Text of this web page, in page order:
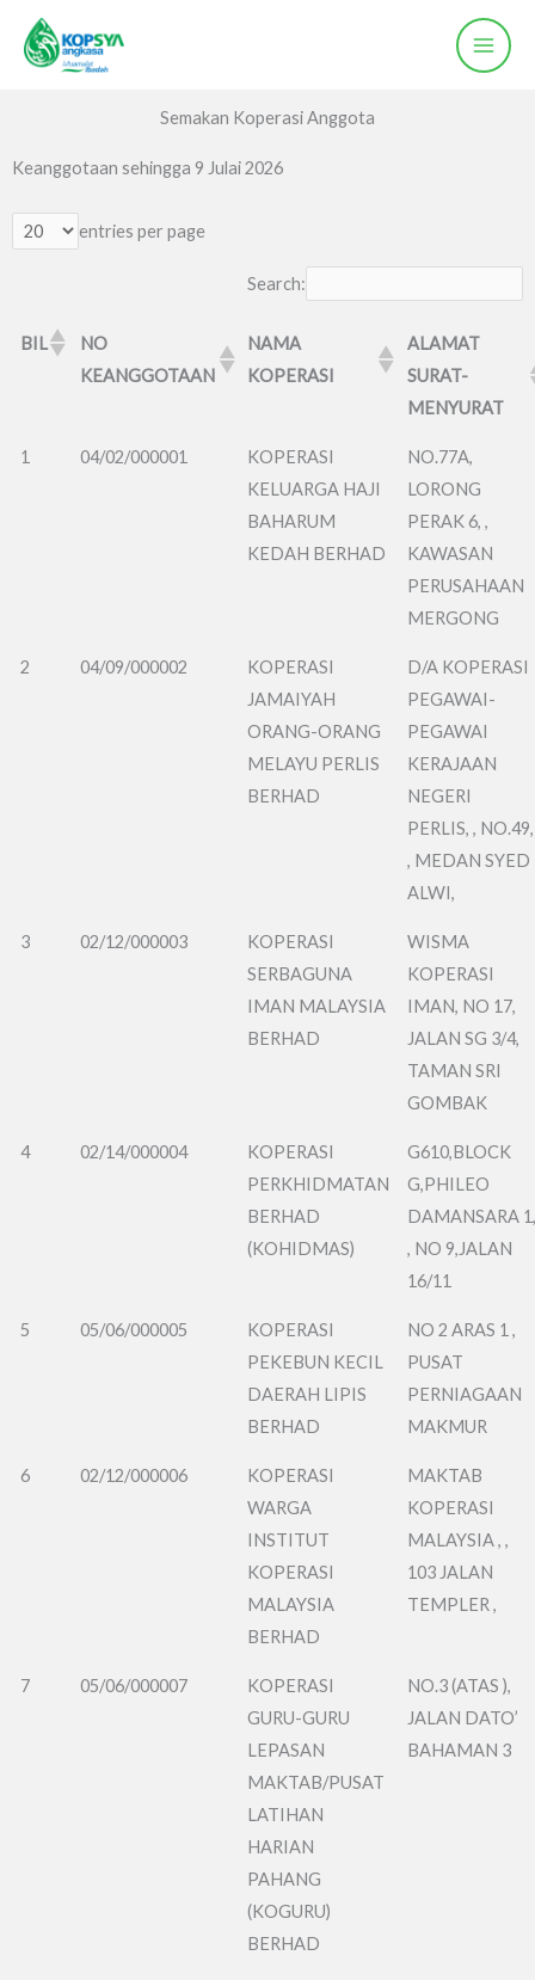
Semakan Koperasi Anggota
Keanggotaan sehingga 9 Julai 2026
entries per page
Search:
BIL
NO
KEANGGOTAAN
NAMA
KOPERASI
ALAMAT
SURAT-
MENYURAT
1 04/02/000001
KOPERASI
KELUARGA HAJI
BAHARUM
KEDAH BERHAD
NO.77A,
LORONG
PERAK 6, ,
KAWASAN
PERUSAHAAN
MERGONG
2 04/09/000002
KOPERASI
JAMAIYAH
ORANG-ORANG
MELAYU PERLIS
BERHAD
D/A KOPERASI
PEGAWAI-
PEGAWAI
KERAJAAN
NEGERI
PERLIS, , NO.49,
, MEDAN SYED
ALWI,
3 02/12/000003
KOPERASI
SERBAGUNA
IMAN MALAYSIA
BERHAD
WISMA
KOPERASI
IMAN, NO 17,
JALAN SG 3/4,
TAMAN SRI
GOMBAK
4 02/14/000004
KOPERASI
PERKHIDMATAN
BERHAD
(KOHIDMAS)
G610,BLOCK
G,PHILEO
DAMANSARA
, NO 9,JALAN
16/11
5 05/06/000005
KOPERASI
PEKEBUN KECIL
DAERAH LIPIS
BERHAD
NO 2 ARAS 1 ,
PUSAT
PERNIAGAAN
MAKMUR
6 02/12/000006
KOPERASI
WARGA
INSTITUT
KOPERASI
MALAYSIA
BERHAD
MAKTAB
KOPERASI
MALAYSIA , ,
103 JALAN
TEMPLER ,
7 05/06/000007
KOPERASI
GURU-GURU
LEPASAN
MAKTAB/PUSAT
LATIHAN
HARIAN
PAHANG
(KOGURU)
BERHAD
NO.3 (ATAS ),
JALAN DATO’
BAHAMAN 3